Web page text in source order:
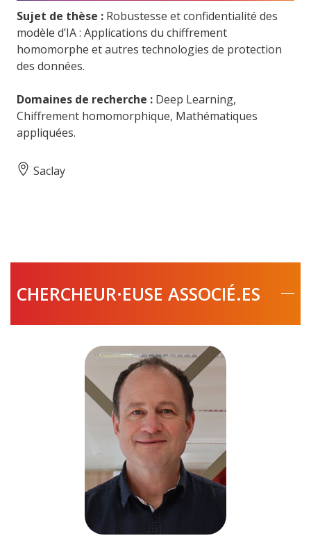
Sujet de thèse : Robustesse et confidentialité des
modèle d’IA : Applications du chiffrement
homomorphe et autres technologies de protection
des données.
Domaines de recherche : Deep Learning,
Chiffrement homomorphique, Mathématiques
appliquées.
Saclay
CHERCHEUR·EUSE ASSOCIÉ.ES